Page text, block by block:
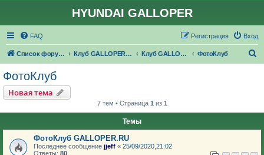
HYUNDAI GALLOPER
FAQ Вход
Регистрация
Список форумов Клуб GALLOPER.RU Клуб GALLOPER.RU ФотоКлуб
ФотоКлуб
Новая тема
7 тем • Страница 1 из 1
Темы
ФотоКлуб GALLOPER.RU
Последнее сообщение jjeff « 25/09/2020,21:02
Ответы: 80